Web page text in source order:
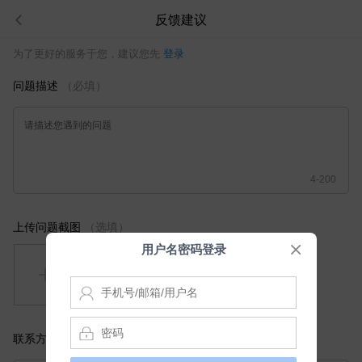
反馈建议
为了更好的服务于您，建议您先 登录
问题描述 （必填）
请描述您遇到的问题
4-200
上传问题截图 （选填）
联系方式 （选填）
用户名密码登录
账
号
密
码